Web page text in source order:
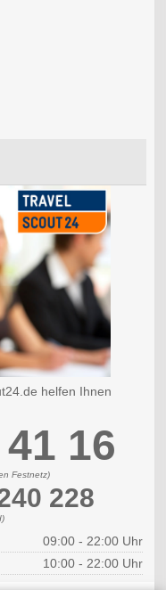
helfen Ihnen
16
Festnetz)
228
09:00 - 22:00 Uhr
10:00 - 22:00 Uhr